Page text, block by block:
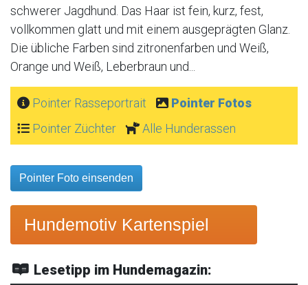
schwerer Jagdhund. Das Haar ist fein, kurz, fest,
vollkommen glatt und mit einem ausgeprägten Glanz.
Die übliche Farben sind zitronenfarben und Weiß,
Orange und Weiß, Leberbraun und...
Pointer Rasseportrait
Pointer Fotos
Pointer Züchter
Alle Hunderassen
Pointer Foto einsenden
Hundemotiv Kartenspiel
Lesetipp im Hundemagazin: